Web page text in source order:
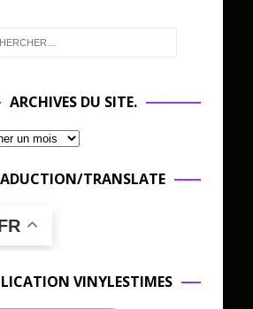
ARCHIVES DU SITE.
TRANSLATE
VINYLESTIMES